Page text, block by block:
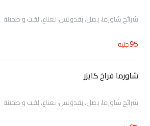
شرائح شاورما، بصل، بقدونس، نعناع، لفت و طحينة
95جنيه
شاورما فراخ كايزر
شرائح شاورما، بصل، بقدونس، نعناع، لفت و طحينة